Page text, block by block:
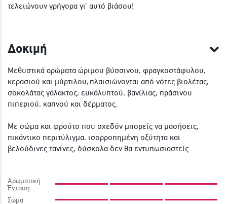
τελειώνουν γρήγορα γι’ αυτό βιάσου!
Δοκιμή
Μεθυστικά αρώματα ώριμου βύσσινου, φραγκοστάφυλου,
κερασιού και μύρτιλου, πλαισιώνονται από νότες βιολέτας,
σοκολάτας γάλακτος, ευκάλυπτού, βανίλιας, πράσινου
πιπεριού, καπνού και δέρματος.
Με σώμα και φρούτο που σχεδόν μπορείς να μασήσεις,
πικάντικο περιτύλιγμα, ισορροπημένη οξύτητα και
βελούδινες τανίνες, δύσκολα δεν θα εντυπωσιαστείς.
Αρωματική
Ένταση
Σώμα